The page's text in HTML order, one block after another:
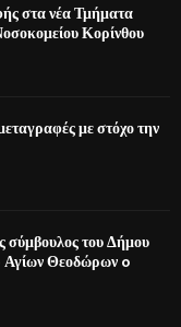
στα νέα Τμήματα
Κορίνθου
με στόχο την
σύμβουλος του Δήμου
Θεοδώρων o